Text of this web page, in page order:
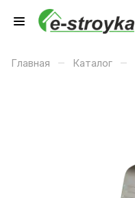
Главная – Каталог –